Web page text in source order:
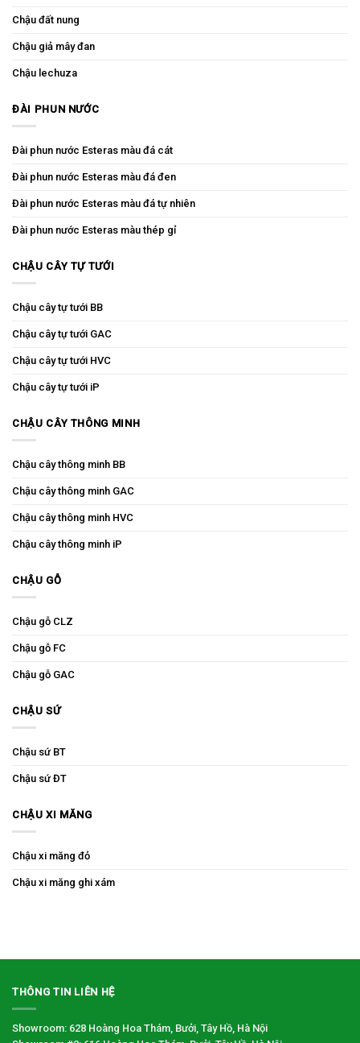
Chậu đất nung
Chậu giả mây đan
Chậu lechuza
ĐÀI PHUN NƯỚC
Đài phun nước Esteras màu đá cát
Đài phun nước Esteras màu đá đen
Đài phun nước Esteras màu đá tự nhiên
Đài phun nước Esteras màu thép gỉ
CHẬU CÂY TỰ TƯỚI
Chậu cây tự tưới BB
Chậu cây tự tưới GAC
Chậu cây tự tưới HVC
Chậu cây tự tưới iP
CHẬU CÂY THÔNG MINH
Chậu cây thông minh BB
Chậu cây thông minh GAC
Chậu cây thông minh HVC
Chậu cây thông minh iP
CHẬU GỖ
Chậu gỗ CLZ
Chậu gỗ FC
Chậu gỗ GAC
CHẬU SỨ
Chậu sứ BT
Chậu sứ ĐT
CHẬU XI MĂNG
Chậu xi măng đỏ
Chậu xi măng ghi xám
THÔNG TIN LIÊN HỆ
Showroom: 628 Hoàng Hoa Thám, Bưởi, Tây Hồ, Hà Nội